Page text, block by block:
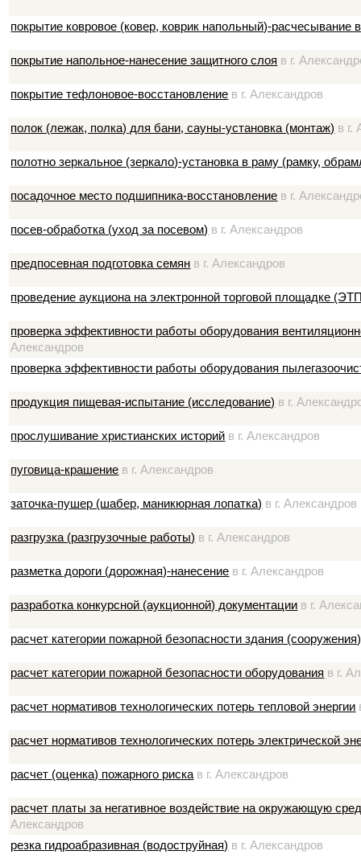
покрытие ковровое (ковер, коврик напольный)-расчесывание
покрытие напольное-нанесение защитного слоя в г.
покрытие тефлоновое-восстановление в г. Александров
полок (лежак, полка) для бани, сауны-установка (монтаж) в г.
полотно зеркальное (зеркало)-установка в раму (рамку,
посадочное место подшипника-восстановление в г.
посев-обработка (уход за посевом) в г. Александров
предпосевная подготовка семян в г. Александров
проведение аукциона на электронной торговой площадке
проверка эффективности работы оборудования
Александров
проверка эффективности работы оборудования
продукция пищевая-испытание (исследование) в г.
прослушивание христианских историй в г. Александров
пуговица-крашение в г. Александров
заточка-пушер (шабер, маникюрная лопатка) в г. Александров
разгрузка (разгрузочные работы) в г. Александров
разметка дороги (дорожная)-нанесение в г. Александров
разработка конкурсной (аукционной) документации в г.
расчет категории пожарной безопасности здания (сооружения)
расчет категории пожарной безопасности оборудования в г.
расчет нормативов технологических потерь тепловой энергии
расчет нормативов технологических потерь электрической
расчет (оценка) пожарного риска в г. Александров
расчет платы за негативное воздействие на окружающую
Александров
резка гидроабразивная (водоструйная) в г. Александров